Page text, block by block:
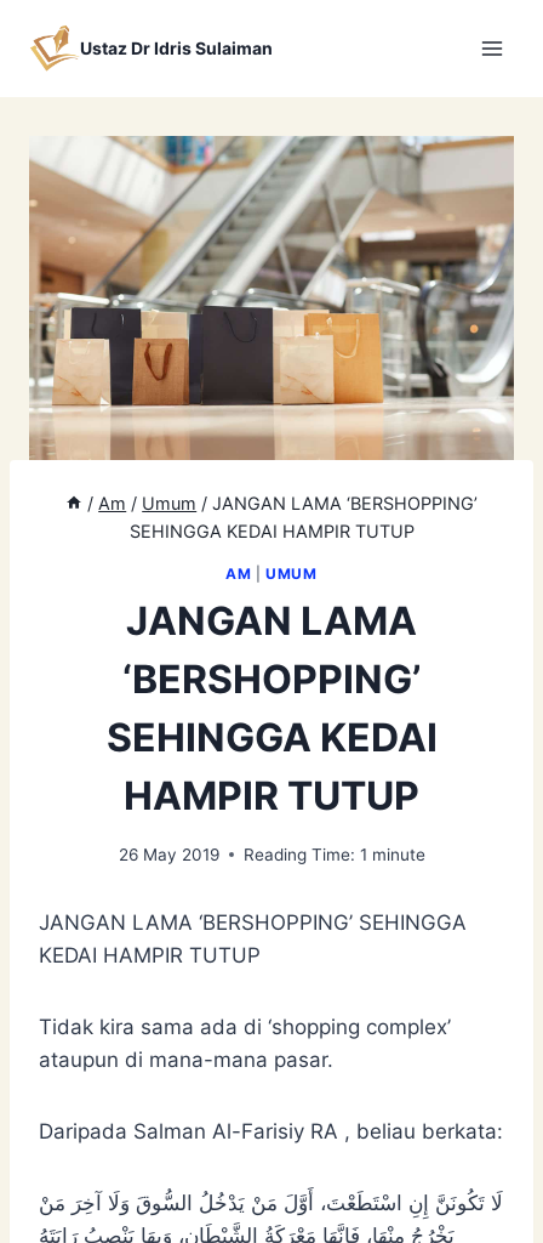
Ustaz Dr Idris Sulaiman
/ Am / Umum / JANGAN LAMA ‘BERSHOPPING’
SEHINGGA KEDAI HAMPIR TUTUP
AM |UMUM
JANGAN LAMA
‘BERSHOPPING’
SEHINGGA KEDAI
HAMPIR TUTUP
26 May 2019 Reading Time: 1 minute
JANGAN LAMA ‘BERSHOPPING’ SEHINGGA
KEDAI HAMPIR TUTUP
Tidak kira sama ada di ‘shopping complex’
ataupun di mana-mana pasar.
Daripada Salman Al-Farisiy RA , beliau berkata:
لَا تَكُونَنَّ إِنِ اسْتَطَعْتَ، أَوَّلَ مَنْ يَدْخُلُ السُّوقَ وَلَا آخِرَ مَنْ
يَخْرُجُ مِنْهَا، فَإِنَّهَا مَعْرَكَةُ الشَّيْطَانِ، وَبِهَا يَنْصِبُ رَايَتَهُ